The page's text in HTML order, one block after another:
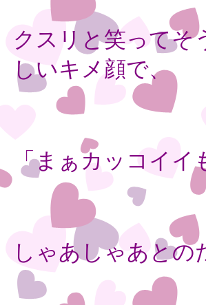
クスリと笑ってそ
しいキメ顔で、
「まぁカッコイ
しゃあしゃあとの